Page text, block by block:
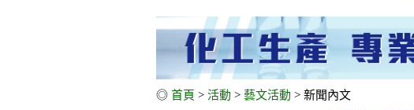
◎ 首頁 > 活動 > 藝文活動 > 新聞內文